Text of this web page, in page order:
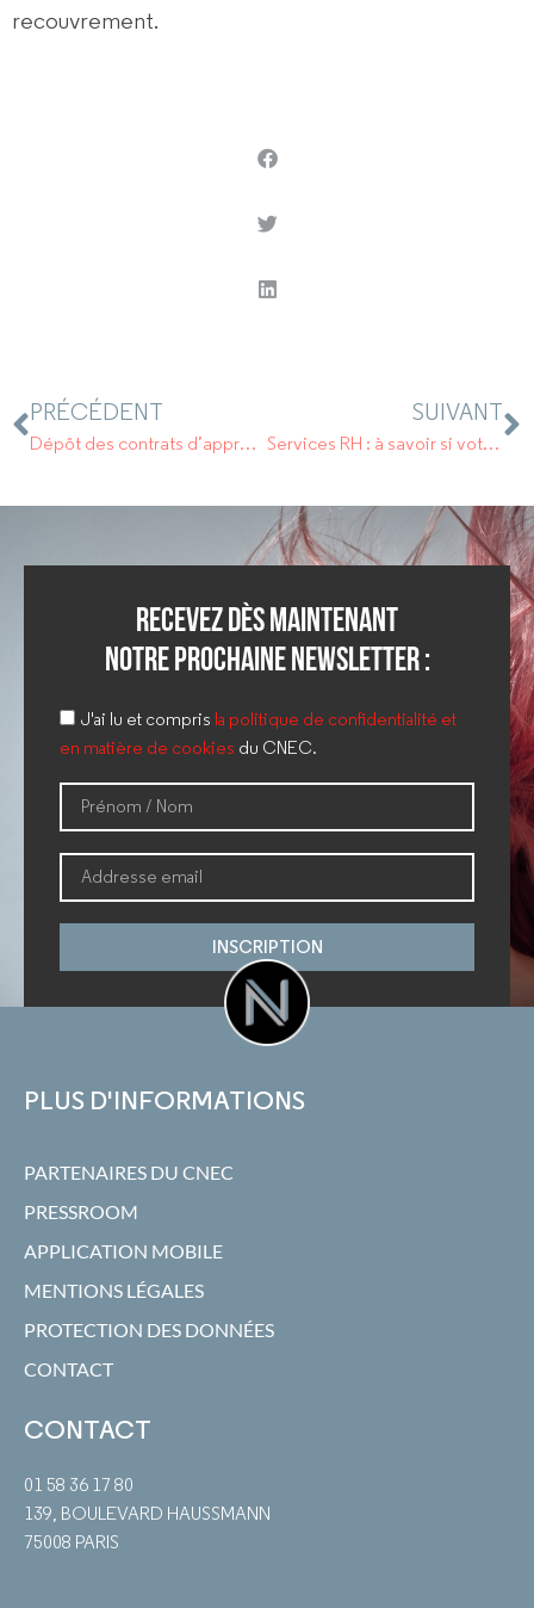
recouvrement.
PRÉCÉDENT
Dépôt des contrats d’apprentissage
SUIVANT
Services RH : à savoir si votre salarié est candidat/élu aux municipales 2020
Recevez dès maintenant
notre prochaine newsletter :
J'ai lu et compris la politique de confidentialité et
en matière de cookies du CNEC.
INSCRIPTION
PLUS D'INFORMATIONS
PARTENAIRES DU CNEC
PRESSROOM
APPLICATION MOBILE
MENTIONS LÉGALES
PROTECTION DES DONNÉES
CONTACT
CONTACT
01 58 36 17 80
139, BOULEVARD HAUSSMANN
75008 PARIS